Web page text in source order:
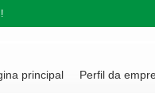
principal Perfil da